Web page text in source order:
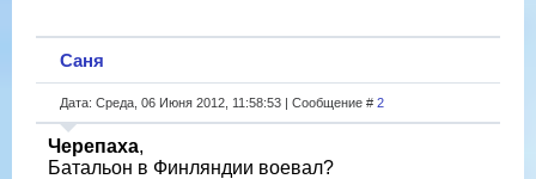
Саня
Дата: Среда, 06 Июня 2012, 11:58:53 | Сообщение # 2
Черепаха,
Батальон в Финляндии воевал?